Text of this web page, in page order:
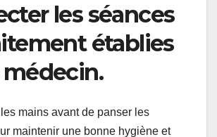
les séances
établies
médecin.
mains avant de panser les
maintenir une bonne hygiène et